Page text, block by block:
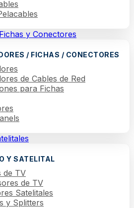
y Conectores
/ FICHAS / CONECTORES
de Cables de Red
para Fichas
Y SATELITAL
de TV
de TV
Satelitales
y Splitters